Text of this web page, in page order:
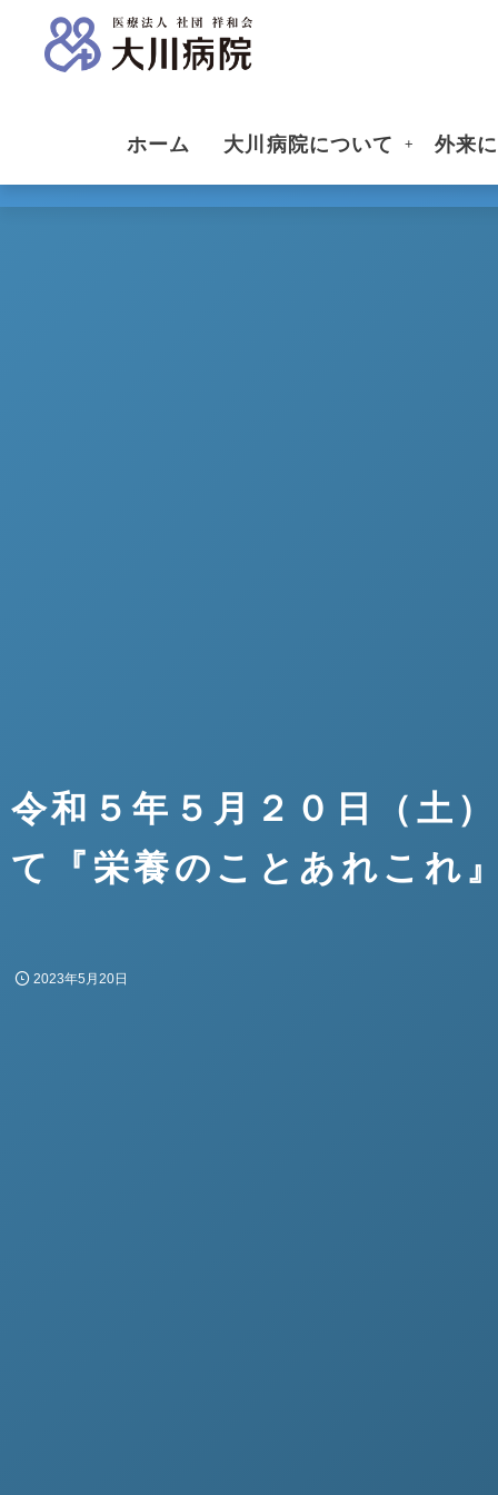
ホーム 大川病院について 外来
令和５年５月２０日（土
て『栄養のことあれこれ
2023年5月20日